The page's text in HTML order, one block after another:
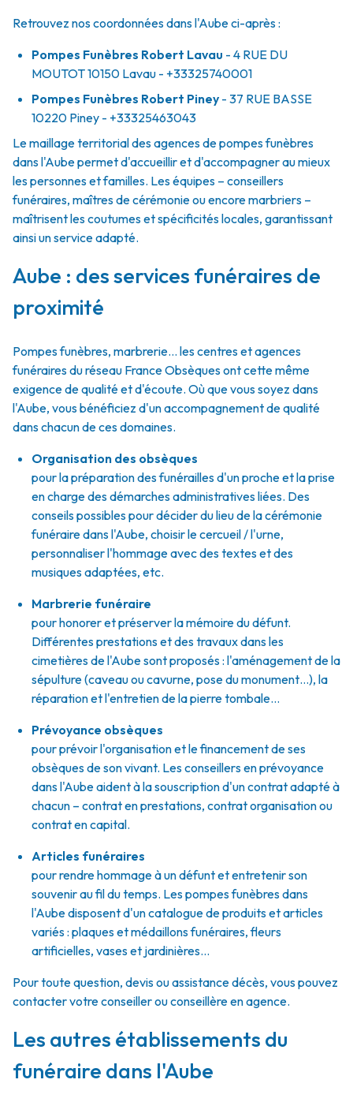
Retrouvez nos coordonnées dans l'Aube ci-après :
Pompes Funèbres Robert Lavau - 4 RUE DU
MOUTOT10150 Lavau - +33325740001
Pompes Funèbres Robert Piney - 37 RUE BASSE
10220 Piney - +33325463043
Le maillage territorial des agences de pompes funèbres
dans l'Aube permet d'accueillir et d'accompagner au mieux
les personnes et familles. Les équipes – conseillers
funéraires, maîtres de cérémonie ou encore marbriers –
maîtrisent les coutumes et spécificités locales, garantissant
ainsi un service adapté.
Aube : des services funéraires de
proximité
Pompes funèbres, marbrerie… les centres et agences
funéraires du réseau France Obsèques ont cette même
exigence de qualité et d'écoute. Où que vous soyez dans
l'Aube, vous bénéficiez d'un accompagnement de qualité
dans chacun de ces domaines.
Organisation des obsèques
pour la préparation des funérailles d'un proche et la prise
en charge des démarches administratives liées. Des
conseils possibles pour décider du lieu de la cérémonie
funéraire dans l'Aube, choisir le cercueil / l'urne,
personnaliser l'hommage avec des textes et des
musiques adaptées, etc.
Marbrerie funéraire
pour honorer et préserver la mémoire du défunt.
Différentes prestations et des travaux dans les
cimetières de l'Aube sont proposés : l'aménagement de la
sépulture (caveau ou cavurne, pose du monument…), la
réparation et l'entretien de la pierre tombale…
Prévoyance obsèques
pour prévoir l'organisation et le financement de ses
obsèques de son vivant. Les conseillers en prévoyance
dans l'Aube aident à la souscription d'un contrat adapté à
chacun – contrat en prestations, contrat organisation ou
contrat en capital.
Articles funéraires
pour rendre hommage à un défunt et entretenir son
souvenir au fil du temps. Les pompes funèbres dans
l'Aube disposent d'un catalogue de produits et articles
variés : plaques et médaillons funéraires, fleurs
artificielles, vases et jardinières...
Pour toute question, devis ou assistance décès, vous pouvez
contacter votre conseiller ou conseillère en agence.
Les autres établissements du
funéraire dans l'Aube